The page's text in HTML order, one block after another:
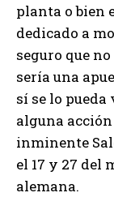
planta o bien
dedicado a
seguro que
sería una
sí se lo
alguna
inminente
el 17 y 27 del
alemana.